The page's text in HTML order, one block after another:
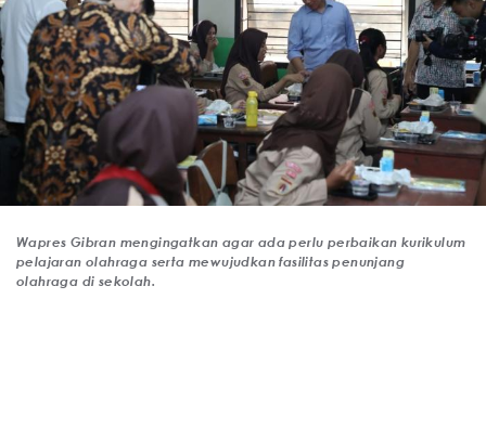
Wapres Gibran mengingatkan agar ada perlu perbaikan kurikulum
pelajaran olahraga serta mewujudkan fasilitas penunjang
olahraga di sekolah.